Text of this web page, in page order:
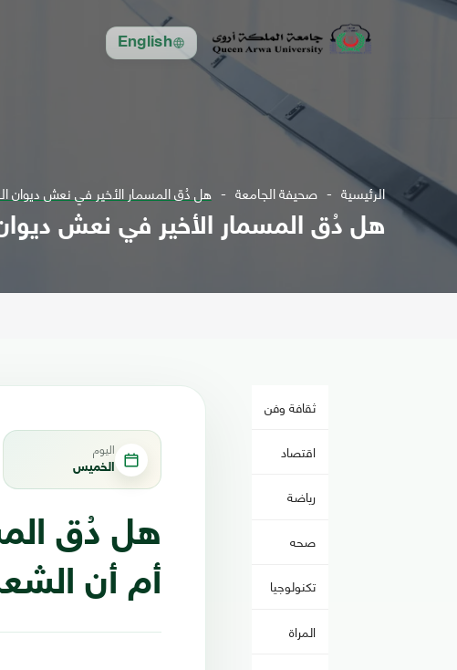
English
الرئيسية صحيفة الجامعة هل دُق المسمار الأخير في نعش ديوان
هل دُق المسمار الأخير في نعش
ثقافة وفن
اقتصاد
رياضة
صحه
تكنولوجيا
المراة
اليوم
الخميس
هل دُق
أم أن